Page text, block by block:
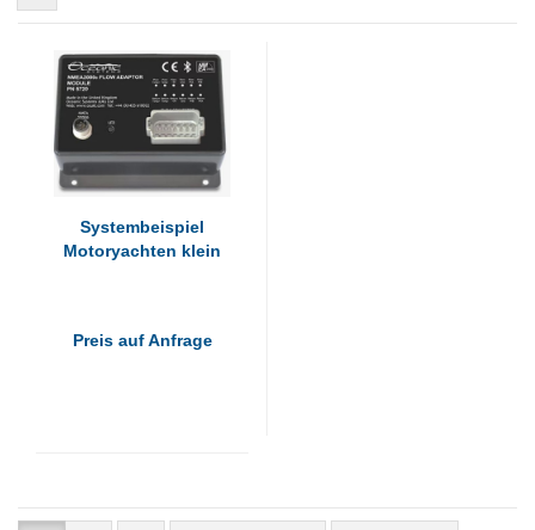
Systembeispiel
Motoryachten klein
Preis auf Anfrage